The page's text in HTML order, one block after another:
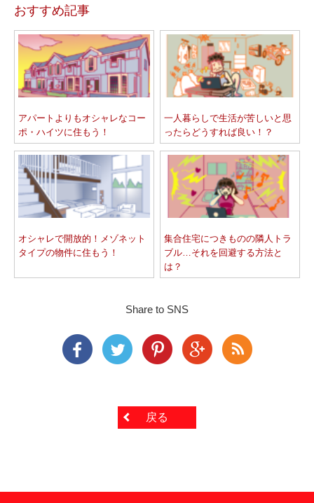
おすすめ記事
アパートよりもオシャレなコー
ポ・ハイツに住もう！
一人暮らしで生活が苦しいと思
ったらどうすれば良い！？
オシャレで開放的！メゾネット
タイプの物件に住もう！
集合住宅につきものの隣人トラ
ブル…それを回避する方法と
は？
Share to SNS
戻る